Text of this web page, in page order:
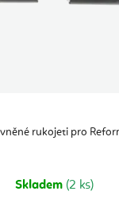
rukojeti pro
Skladem (2 ks)